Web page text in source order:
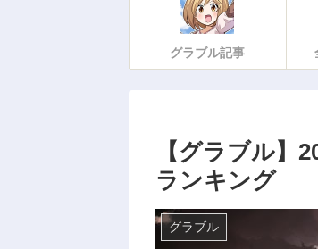
グラブル記事
【グラブル】
ランキング
グラブル